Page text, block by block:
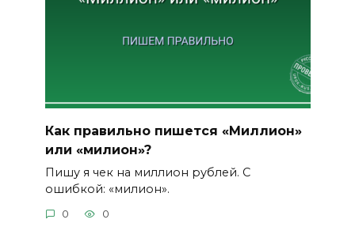
Как правильно пишется «Миллион»
или «милион»?
Пишу я чек на миллион рублей. С
ошибкой: «милион».
0 0